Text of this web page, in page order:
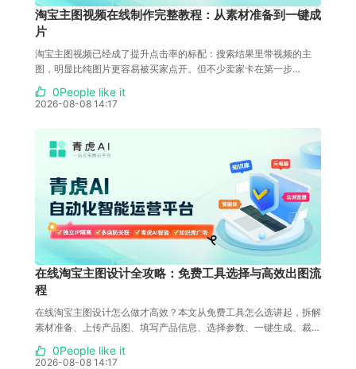
淘宝主图视频在线制作完整教程：从素材准备到一键成
片
淘宝主图视频已经成了提升点击率的标配：搜索结果里带视频的主
图，明显比纯图片更容易被买家点开。但不少卖家卡在第一步
0People like it
2026-08-08 14:17
在线淘宝主图设计全攻略：免费工具选择与高效出图流
程
在线淘宝主图设计怎么做才高效？本文从免费工具怎么选讲起，拆解
素材准备、上传产品图、填写产品信息、选择参数、一键生成、裁剪
刻完成在线主图设计的具体操作步骤与常见问题解答。
0People like it
2026-08-08 14:17